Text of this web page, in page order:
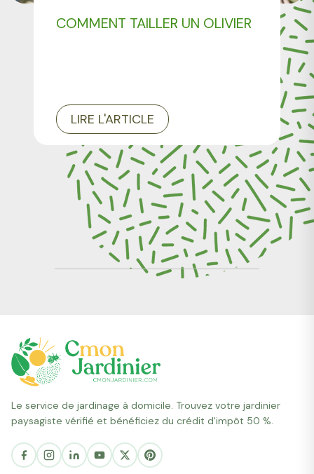
COMMENT TAILLER UN OLIVIER
LIRE L'ARTICLE
Le service de jardinage à domicile. Trouvez votre jardinier
paysagiste vérifié et bénéficiez du crédit d'impôt 50 %.